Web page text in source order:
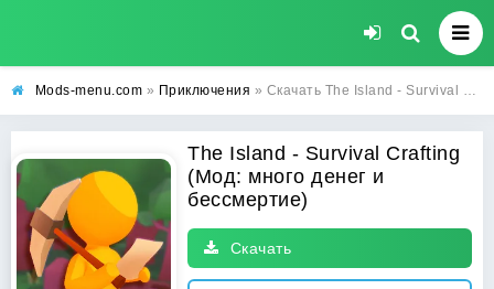
Mods-menu.com » Приключения » Скачать The Island - Survival Crafting Взлом на много денег и бессмертие на Андроид бесплатно
The Island - Survival Crafting
(Мод: много денег и
бессмертие)
Скачать